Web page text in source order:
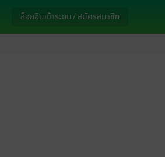
ล็อกอินเข้าระบบ / สมัครสมาชิก